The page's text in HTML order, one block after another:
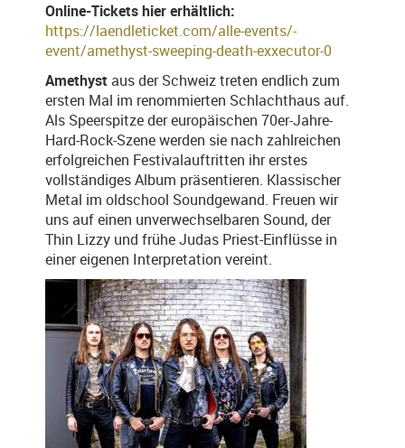
Online-Tickets hier erhältlich:
https://laendleticket.com/alle-events/-
event/amethyst-sweeping-death-exxecutor-0
Amethyst aus der Schweiz treten endlich zum
ersten Mal im renommierten Schlachthaus auf.
Als Speerspitze der europäischen 70er-Jahre-
Hard-Rock-Szene werden sie nach zahlreichen
erfolgreichen Festivalauftritten ihr erstes
vollständiges Album präsentieren. Klassischer
Metal im oldschool Soundgewand. Freuen wir
uns auf einen unverwechselbaren Sound, der
Thin Lizzy und frühe Judas Priest-Einflüsse in
einer eigenen Interpretation vereint.